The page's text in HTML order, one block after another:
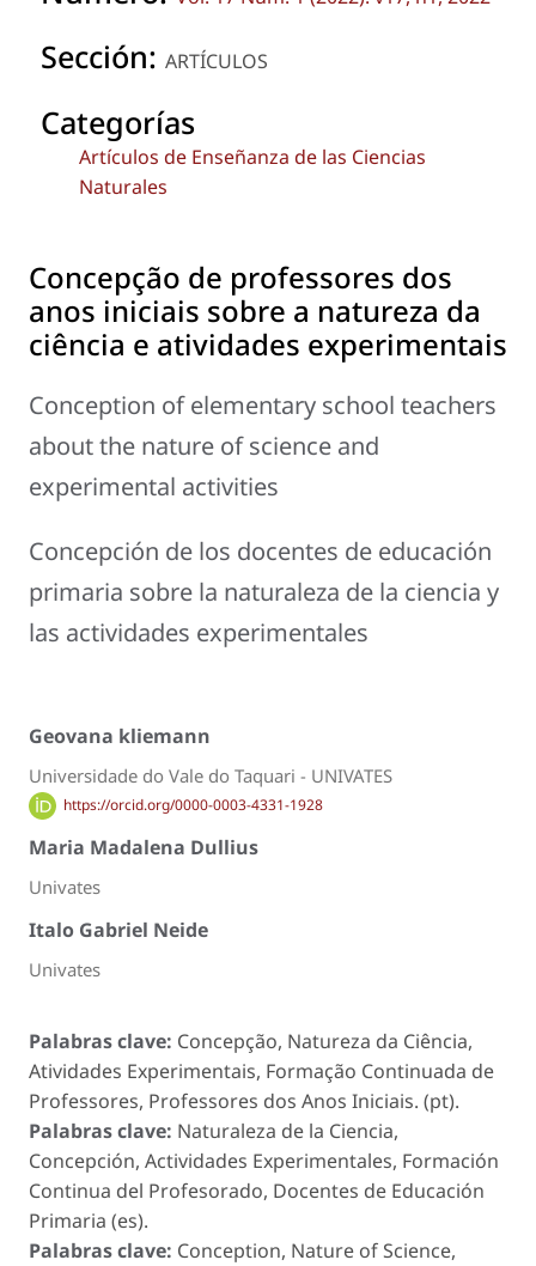
Sección: ARTÍCULOS
Categorías
Artículos de Enseñanza de las Ciencias
Naturales
Concepção de professores dos
anos iniciais sobre a natureza da
ciência e atividades experimentais
Conception of elementary school teachers
about the nature of science and
experimental activities
Concepción de los docentes de educación
primaria sobre la naturaleza de la ciencia y
las actividades experimentales
Geovana kliemann
Universidade do Vale do Taquari - UNIVATES
https://orcid.org/0000-0003-4331-1928
Maria Madalena Dullius
Univates
Italo Gabriel Neide
Univates
Palabras clave: Concepção, Natureza da Ciência,
Atividades Experimentais, Formação Continuada de
Professores, Professores dos Anos Iniciais. (pt).
Palabras clave: Naturaleza de la Ciencia,
Concepción, Actividades Experimentales, Formación
Continua del Profesorado, Docentes de Educación
Primaria (es).
Palabras clave: Conception, Nature of Science,